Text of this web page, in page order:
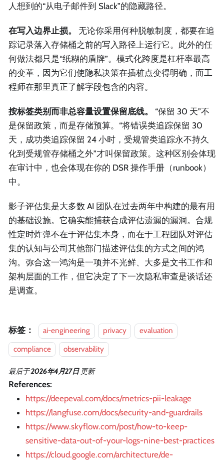
人想到的“从电子邮件到 Slack”的隐藏路径。
在写入边界止损。
无论你采用何种脱敏制度，都要在追
踪记录落入存储桶之前的写入路径上运行它。此外的任
何做法都只是“纸糊的盾牌”。模式化跨度是杠杆率最高
的变革，因为它们使隐私决策在插桩点变得明确，而工
程师在那里真正了解字段包含的内容。
按标签类别而非总容量设置保留底线。
“保留 30 天”不
是保留政策，而是存储预算。“将错误类追踪保留 30
天，成功类追踪保留 24 小时，受规管类追踪永不持久
化到受规管存储桶之外”才叫保留政策。这种区别会体现
在审计中，也会体现在你的 DSR 操作手册（runbook）
中。
影子评估集是大多数 AI 团队在过去两年中构建的最有用
的基础设施。它确实能捕获合成评估遗漏的漏洞。合规
性定时炸弹不在于评估集本身，而在于工程团队对评估
集的认知与公司其他部门描述评估集的方式之间的鸿
沟。弥合这一鸿沟是一项并不光鲜、大多是文书工作和
架构层面的工作，但它决定了下一次隐私审查是谈话还
是调查。
标签： ai-engineering privacy
evaluation
compliance
observability
最后于2026年4月27日 更新
References:
https://deepeval.com/docs/metrics-pii-leakage
https://langfuse.com/docs/security-and-guardrails
https://www.skyflow.com/post/how-to-keep-
sensitive-data-out-of-your-logs-nine-best-practices
https://cloud.google.com/architecture/de-